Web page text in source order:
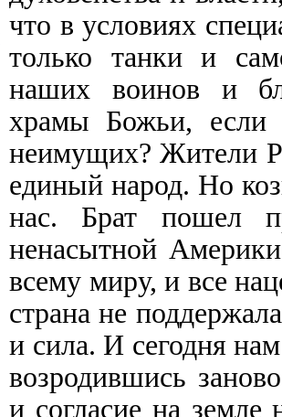
что в условиях
только танки и
наших воинов и
храмы Божьи, если
неимущих? Жители
единый народ. Но
нас. Брат пошел
ненасытной
всему миру, и все
страна не
и сила. И сегодня
возродившись
и согласие на